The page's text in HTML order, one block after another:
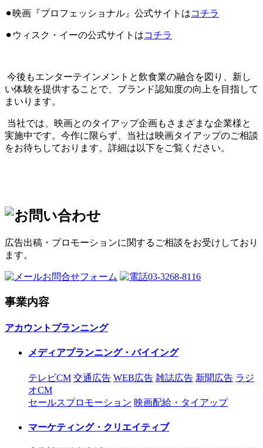
⚫︎映画『プロフェッショナル』公式サイトはコチラ
⚫︎ ウィスク・イーの公式サイトはコチラ
今後もエンターテインメントと飲食業の融合を図り、新し
い体験を提供することで、ブランド認知度の向上を目指して
まいります。
当社では、映画とのタイアップ企画もさまざまな企業様と
実施中です。今作に限らず、当社は映画タイアップのご相談
をお待ちしております。詳細は以下をご覧ください。
広告出稿・プロモーションに関するご相談をお受けしており
ます。
お問合せフォーム 03-3268-8116
事業内容
アカウントプランニング
メディアプランニング・バイイング
テレビCM 交通広告 WEB広告 雑誌広告 新聞広告 ラジ
オCM
セールスプロモーション 映画配給・タイアップ
マーケティング・クリエイティブ